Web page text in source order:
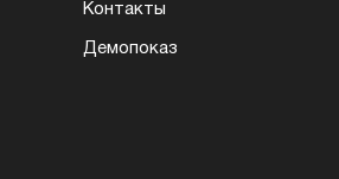
Контакты
Демопоказ